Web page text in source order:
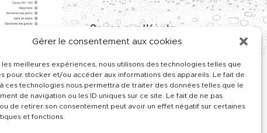
Gérer le consentement aux cookies
les meilleures expériences, nous utilisons des technologies telles que
pour stocker et/ou accéder aux informations des appareils. Le fait de
ces technologies nous permettra de traiter des données telles que le
de navigation ou les ID uniques sur ce site. Le fait de ne pas
de retirer son consentement peut avoir un effet négatif sur certaines
et fonctions.